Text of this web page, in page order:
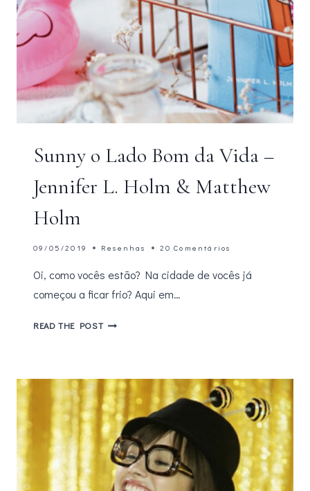
Sunny o Lado Bom da Vida –
Jennifer L. Holm & Matthew
Holm
09/05/2019 Resenhas 20 Comentários
Oi, como vocês estão? Na cidade de vocês já
começou a ficar frio? Aqui em…
READ THE POSTSUNNY
VIDA
–
JENNIFER
HOLM